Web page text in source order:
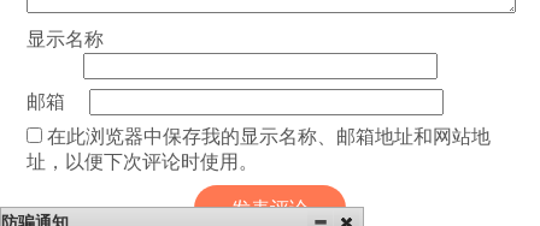
显示名称
邮箱
在此浏览器中保存我的显示名称、邮箱地址和网站地
址，以便下次评论时使用。